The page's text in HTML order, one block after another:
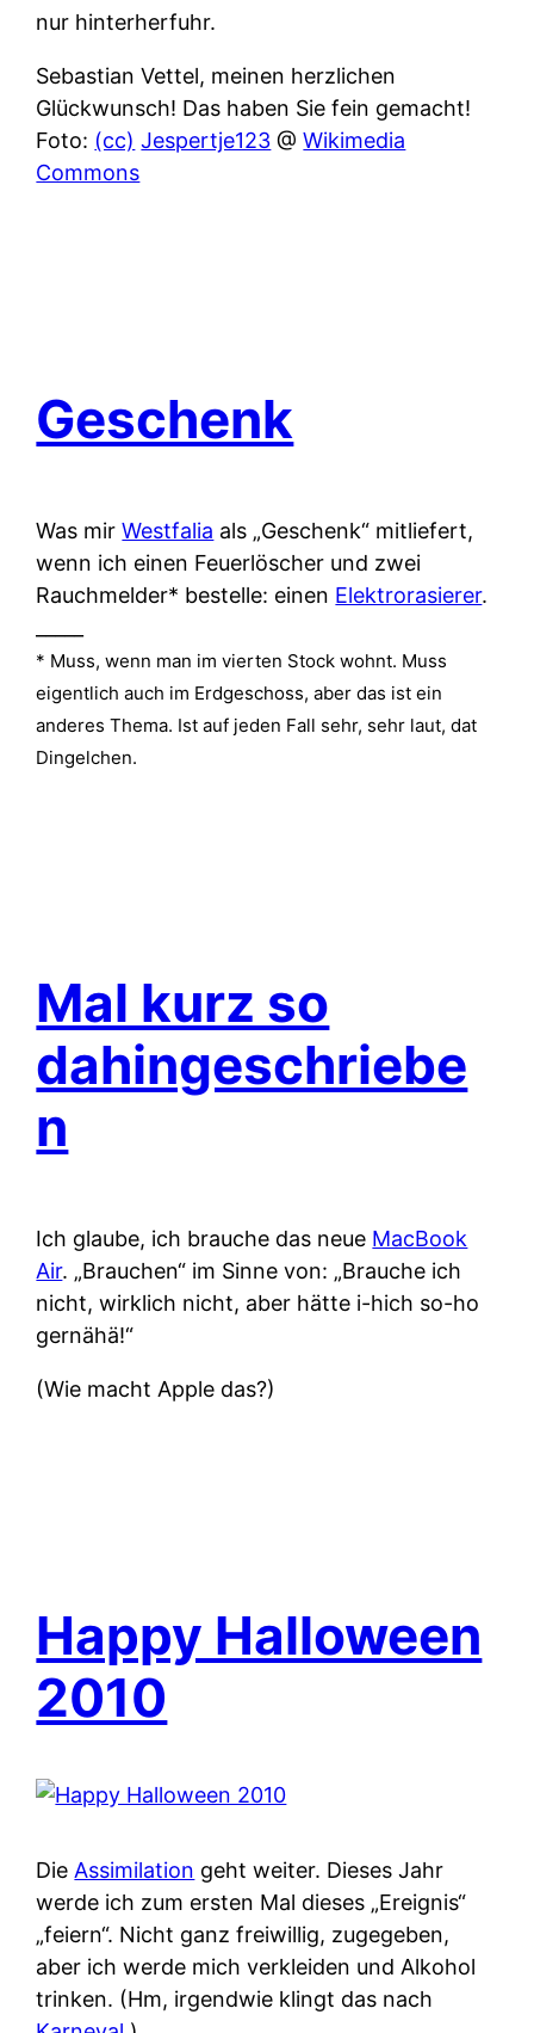
nur hinterherfuhr.
Sebastian Vettel, meinen herzlichen
Glückwunsch! Das haben Sie fein gemacht!
Foto: (cc) Jespertje123 @Wikimedia
Commons
Geschenk
Was mirWestfalia als „Geschenk“ mitliefert,
wenn ich einen Feuerlöscher und zwei
Rauchmelder* bestelle: einen Elektrorasierer.
* Muss, wenn man im vierten Stock wohnt. Muss
eigentlich auch im Erdgeschoss, aber das ist ein
anderes Thema. Ist auf jeden Fall sehr, sehr laut, dat
Dingelchen.
Mal kurz so
dahingeschriebe
n
Ich glaube, ich brauche das neue MacBook
Air. „Brauchen“ im Sinne von: „Brauche ich
nicht, wirklich nicht, aber hätte i-hich so-ho
gernähä!“
(Wie macht Apple das?)
Happy Halloween
2010
Die Assimilation geht weiter. Dieses Jahr
werde ich zum ersten Mal dieses „Ereignis“
„feiern“. Nicht ganz freiwillig, zugegeben,
aber ich werde mich verkleiden und Alkohol
trinken. (Hm, irgendwie klingt das nach